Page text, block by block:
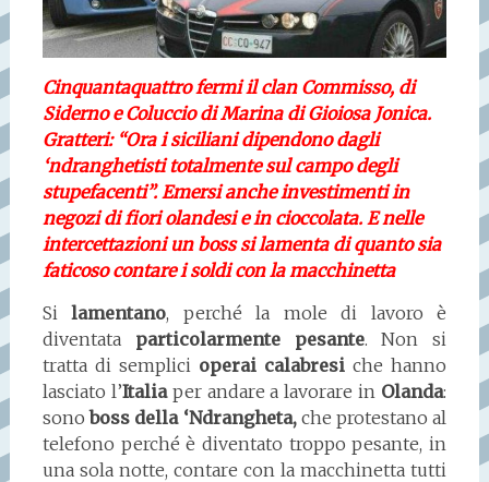
Cinquantaquattro fermi il clan Commisso, di
Siderno e Coluccio di Marina di Gioiosa Jonica.
Gratteri: “Ora i siciliani dipendono dagli
‘ndranghetisti totalmente sul campo degli
stupefacenti”. Emersi anche investimenti in
negozi di fiori olandesi e in cioccolata. E nelle
intercettazioni un boss si lamenta di quanto sia
faticoso contare i soldi con la macchinetta
Silamentano, perché la mole di lavoro è
diventata particolarmente pesante. Non si
tratta di semplici operai calabresi che hanno
lasciato l’Italiaper andare a lavorare in Olanda:
sonoboss della ‘Ndrangheta,che protestano al
telefono perché è diventato troppo pesante, in
una sola notte, contare con la macchinetta tutti